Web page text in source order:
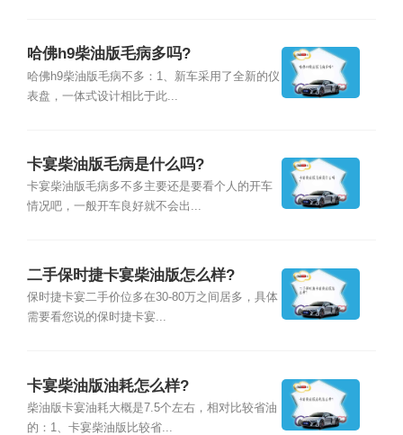
哈佛h9柴油版毛病多吗?
哈佛h9柴油版毛病不多：1、新车采用了全新的仪
表盘，一体式设计相比于此...
卡宴柴油版毛病是什么吗?
卡宴柴油版毛病多不多主要还是要看个人的开车
情况吧，一般开车良好就不会出...
二手保时捷卡宴柴油版怎么样?
保时捷卡宴二手价位多在30-80万之间居多，具体
需要看您说的保时捷卡宴...
卡宴柴油版油耗怎么样?
柴油版卡宴油耗大概是7.5个左右，相对比较省油
的：1、卡宴柴油版比较省...